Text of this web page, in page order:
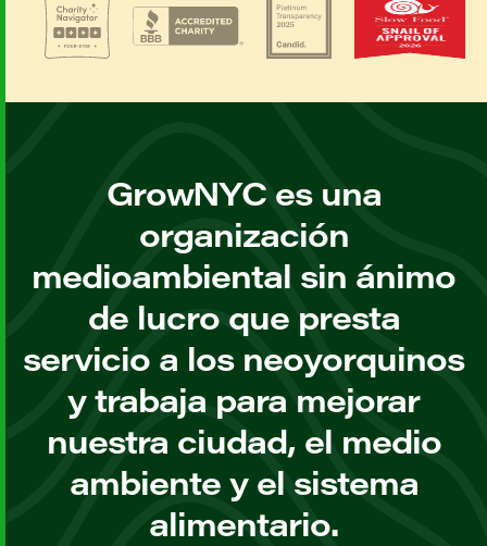
GrowNYC es una
organización
medioambiental sin ánimo
de lucro que presta
servicio a los neoyorquinos
y trabaja para mejorar
nuestra ciudad, el medio
ambiente y el sistema
alimentario.